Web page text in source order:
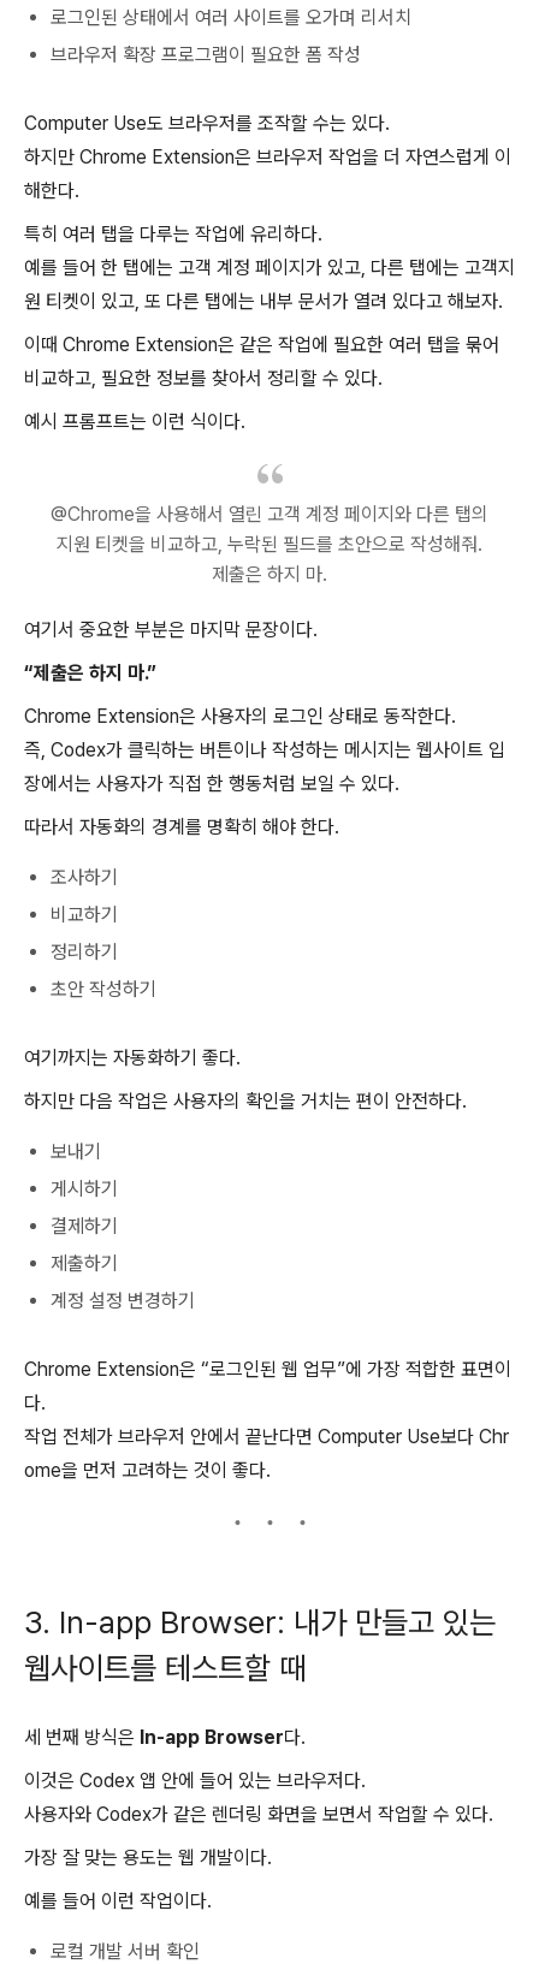
로그인된 상태에서 여러 사이트를 오가며 리서치
브라우저 확장 프로그램이 필요한 폼 작성
Computer Use도 브라우저를 조작할 수는 있다.
하지만 Chrome Extension은 브라우저 작업을 더 자연스럽게 이
해한다.
특히 여러 탭을 다루는 작업에 유리하다.
예를 들어 한 탭에는 고객 계정 페이지가 있고, 다른 탭에는 고객지
원 티켓이 있고, 또 다른 탭에는 내부 문서가 열려 있다고 해보자.
이때 Chrome Extension은 같은 작업에 필요한 여러 탭을 묶어
비교하고, 필요한 정보를 찾아서 정리할 수 있다.
예시 프롬프트는 이런 식이다.
@Chrome을 사용해서 열린 고객 계정 페이지와 다른 탭의
지원 티켓을 비교하고, 누락된 필드를 초안으로 작성해줘.
제출은 하지 마.
여기서 중요한 부분은 마지막 문장이다.
“제출은 하지 마.”
Chrome Extension은 사용자의 로그인 상태로 동작한다.
즉, Codex가 클릭하는 버튼이나 작성하는 메시지는 웹사이트 입
장에서는 사용자가 직접 한 행동처럼 보일 수 있다.
따라서 자동화의 경계를 명확히 해야 한다.
조사하기
비교하기
정리하기
초안 작성하기
여기까지는 자동화하기 좋다.
하지만 다음 작업은 사용자의 확인을 거치는 편이 안전하다.
보내기
게시하기
결제하기
제출하기
계정 설정 변경하기
Chrome Extension은 “로그인된 웹 업무”에 가장 적합한 표면이
다.
작업 전체가 브라우저 안에서 끝난다면 Computer Use보다 Chr
ome을 먼저 고려하는 것이 좋다.
3. In-app Browser: 내가 만들고 있는
웹사이트를 테스트할 때
세 번째 방식은 In-app Browser다.
이것은 Codex 앱 안에 들어 있는 브라우저다.
사용자와 Codex가 같은 렌더링 화면을 보면서 작업할 수 있다.
가장 잘 맞는 용도는 웹 개발이다.
예를 들어 이런 작업이다.
로컬 개발 서버 확인